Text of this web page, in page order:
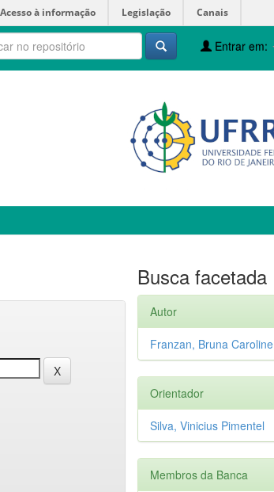
Acesso à informação Legislação Canais
Entrar em:
Busca facetada
Autor
Franzan, Bruna Caroline
Orientador
Silva, Vinicius Pimentel
Membros da Banca